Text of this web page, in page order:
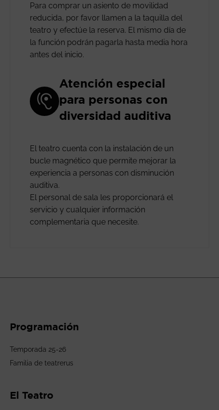
Para comprar un asiento de movilidad
reducida, por favor llamen a la taquilla del
teatro y efectúe la reserva. El mismo día de
la función podrán pagarla hasta media hora
antes del inicio.
Atención especial
para personas con
diversidad auditiva
El teatro cuenta con la instalación de un
bucle magnético que permite mejorar la
experiencia a personas con disminución
auditiva.
El personal de sala les proporcionará el
servicio y cualquier información
complementaria que necesite.
Programación
Temporada 25-26
Familia de teatrerus
El Teatro